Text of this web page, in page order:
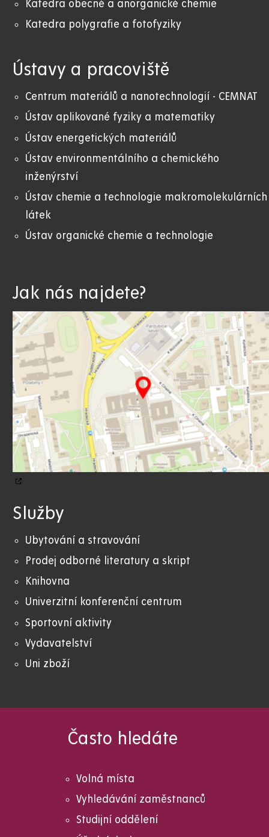
Katedra obecné a anorganické chemie
Katedra polygrafie a fotofyziky
Ústavy a pracoviště
Centrum materiálů a nanotechnologií - CEMNAT
Ústav aplikované fyziky a matematiky
Ústav energetických materiálů
Ústav environmentálního a chemického
inženýrství
Ústav chemie a technologie makromolekulárních
látek
Ústav organické chemie a technologie
Jak nás najdete?
Služby
Ubytování a stravování
Prodej odborné literatury a skript
Knihovna
Univerzitní konferenční centrum
Sportovní aktivity
Vydavatelství
Uni zboží
Často hledáte
Volná místa
Vyhledávání zaměstnanců
Studijní oddělení